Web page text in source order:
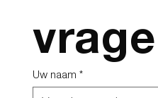
Uw naam *